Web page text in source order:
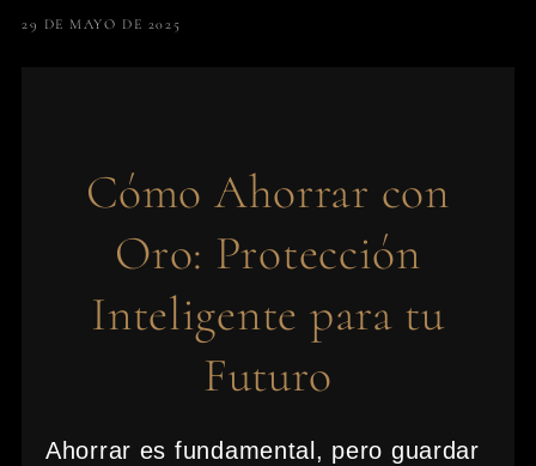
29 DE MAYO DE 2025
Cómo Ahorrar con
Oro: Protección
Inteligente para tu
Futuro
Ahorrar es fundamental, pero guardar